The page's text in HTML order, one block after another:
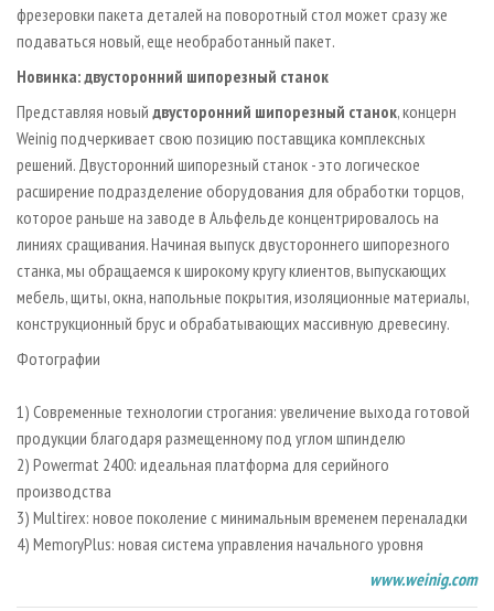
фрезеровки пакета деталей на поворотный стол может сразу же
подаваться новый, еще необработанный пакет.
Новинка: двусторонний шипорезный станок
Представляя новый двусторонний шипорезный станок, концерн
Weinig подчеркивает свою позицию поставщика комплексных
решений. Двусторонний шипорезный станок - это логическое
расширение подразделение оборудования для обработки торцов,
которое раньше на заводе в Альфельде концентрировалось на
линиях сращивания. Начиная выпуск двустороннего шипорезного
станка, мы обращаемся к широкому кругу клиентов, выпускающих
мебель, щиты, окна, напольные покрытия, изоляционные материалы,
конструкционный брус и обрабатывающих массивную древесину.
Фотографии
1) Современные технологии строгания: увеличение выхода готовой
продукции благодаря размещенному под углом шпинделю
2) Powermat 2400: идеальная платформа для серийного
производства
3) Multirex: новое поколение с минимальным временем переналадки
4) MemoryPlus: новая система управления начального уровня
www.weinig.com